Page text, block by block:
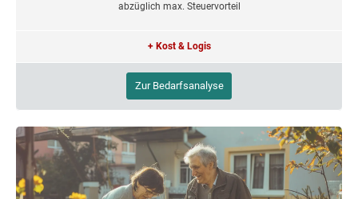
abzüglich max. Steuervorteil
+ Kost & Logis
Zur Bedarfsanalyse